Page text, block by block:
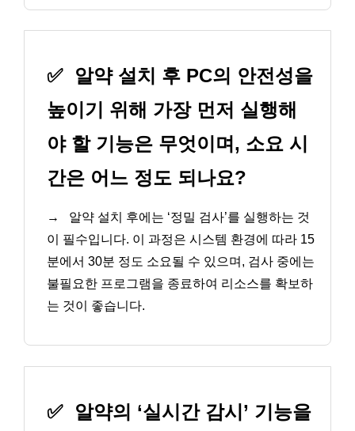
✅
알약 설치 후 PC의 안전성을
높이기 위해 가장 먼저 실행해
야 할 기능은 무엇이며, 소요 시
간은 어느 정도 되나요?
→
알약 설치 후에는 ‘정밀 검사’를 실행하는 것
이 필수입니다. 이 과정은 시스템 환경에 따라 15
분에서 30분 정도 소요될 수 있으며, 검사 중에는
불필요한 프로그램을 종료하여 리소스를 확보하
는 것이 좋습니다.
✅
알약의 ‘실시간 감시’ 기능을